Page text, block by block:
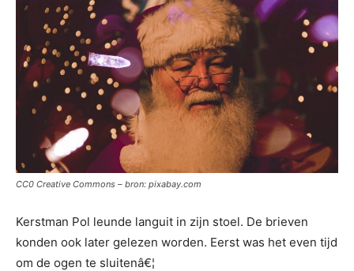
CC0 Creative Commons – bron: pixabay.com
Kerstman Pol leunde languit in zijn stoel. De brieven
konden ook later gelezen worden. Eerst was het even tijd
om de ogen te sluitenâ€¦